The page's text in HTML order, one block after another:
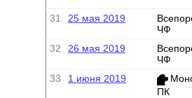
31 25 мая 2019
ЧФ
32
26 мая 2019
ЧФ
33
1 июня 2019
ПК